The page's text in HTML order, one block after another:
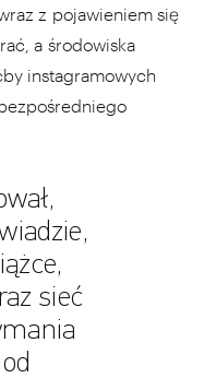
z pojawieniem się
a środowiska
instagramowych
sieć